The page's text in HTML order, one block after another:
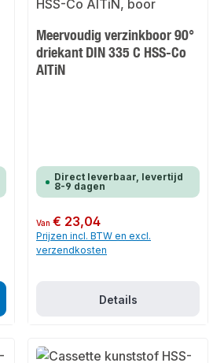
Meervoudig verzinkboor 90°
driekant DIN 335 C HSS-Co
AlTiN
Direct leverbaar, levertijd
8-9 dagen
Normale prijs:
Van€ 23,04
Prijzen incl. BTW en excl.
verzendkosten
Details